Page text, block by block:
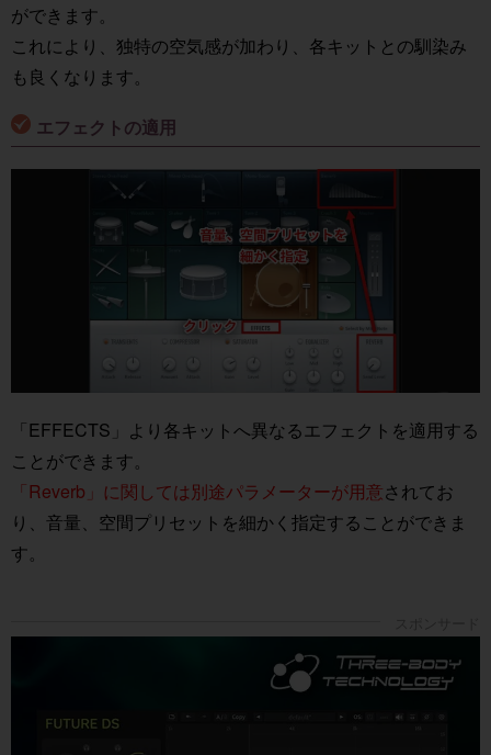
ができます。
これにより、独特の空気感が加わり、各キットとの馴染み
も良くなります。
エフェクトの適用
「EFFECTS」より各キットへ異なるエフェクトを適用する
ことができます。
「Reverb」に関しては別途パラメーターが用意されてお
り、音量、空間プリセットを細かく指定することができま
す。